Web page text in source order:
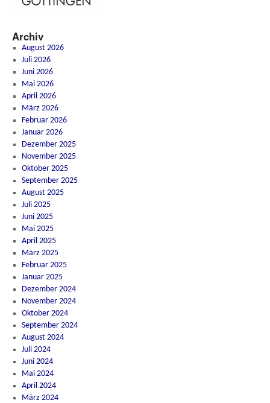
Archiv
August 2026
Juli 2026
Juni 2026
Mai 2026
April 2026
März 2026
Februar 2026
Januar 2026
Dezember 2025
November 2025
Oktober 2025
September 2025
August 2025
Juli 2025
Juni 2025
Mai 2025
April 2025
März 2025
Februar 2025
Januar 2025
Dezember 2024
November 2024
Oktober 2024
September 2024
August 2024
Juli 2024
Juni 2024
Mai 2024
April 2024
März 2024